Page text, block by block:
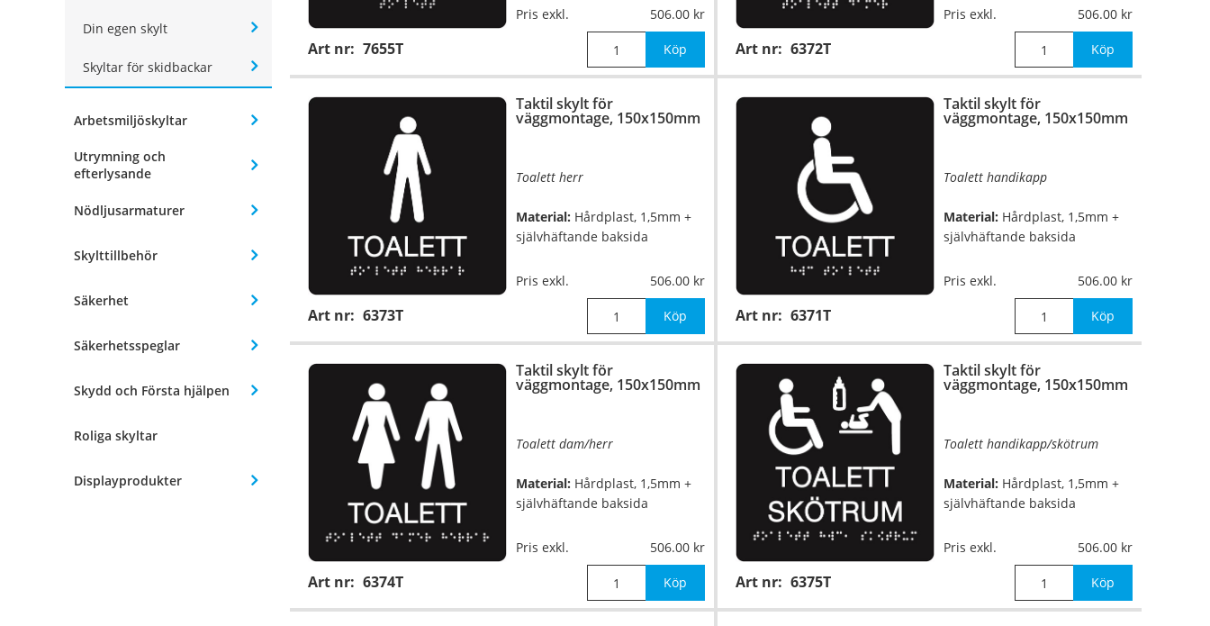
Din egen skylt
Skyltar för skidbackar
Arbetsmiljöskyltar
Utrymning och
efterlysande
Nödljusarmaturer
Skylttillbehör
Säkerhet
Säkerhetsspeglar
Skydd och Första hjälpen
Roliga skyltar
Displayprodukter
Art nr: 7655T
självhäftande baksida
150x150mm
Pris exkl. 506.00
Köp Art nr: 6372T
Mått:150x150mm
Pris exkl. 506.00
Köp
Taktil skylt för
väggmontage, 150x150mm
Art nr: 6373T
Toalett herr
Material: Hårdplast, 1,5mm +
självhäftande baksida
Mått:150x150mm
Pris exkl. 506.00
Köp
Taktil skylt för
väggmontage, 150x150mm
Art nr: 6371T
Toalett handikapp
Material: Hårdplast, 1,5mm +
självhäftande baksida
Mått:150x150mm
Pris exkl. 506.00
Köp
Taktil skylt för
väggmontage, 150x150mm
Art nr: 6374T
Toalett dam/herr
Material: Hårdplast, 1,5mm +
självhäftande baksida
Mått:150x150mm
Pris exkl. 506.00
Köp
Taktil skylt för
väggmontage, 150x150mm
Art nr: 6375T
Toalett handikapp/skötrum
Material: Hårdplast, 1,5mm +
självhäftande baksida
Mått:150x150mm
Pris exkl. 506.00
Köp